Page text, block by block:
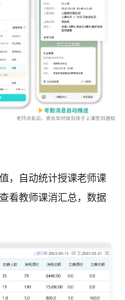
，自动统计授课老师课
看教师课消汇总，数据